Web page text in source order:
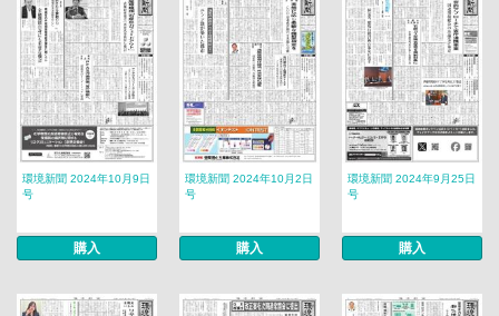
環境新聞 2024年10月9日
号
購入
環境新聞 2024年10月2日
号
購入
環境新聞 2024年9月25日
号
購入